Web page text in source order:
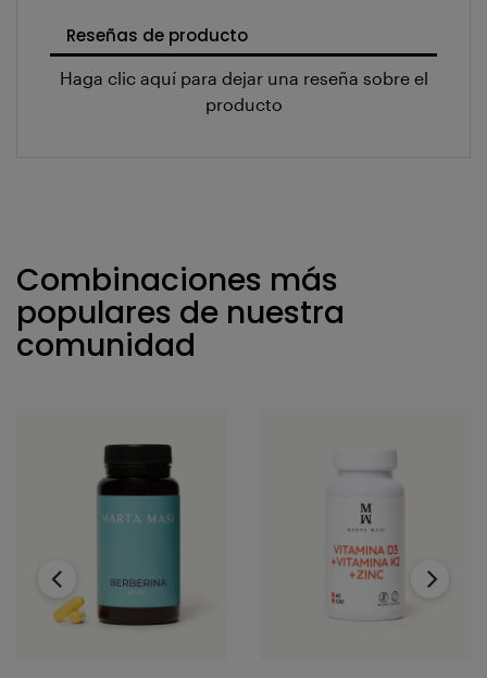
Reseñas de producto
Haga clic aquí para dejar una reseña sobre el
producto
Combinaciones más
populares de nuestra
comunidad
‹ ›